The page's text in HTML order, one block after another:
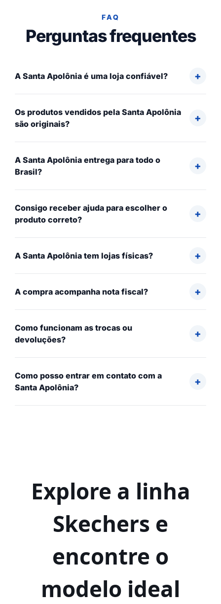
FAQ
Perguntas frequentes
A Santa Apolônia é uma loja confiável?
Os produtos vendidos pela Santa Apolônia
são originais?
A Santa Apolônia entrega para todo o
Brasil?
Consigo receber ajuda para escolher o
produto correto?
A Santa Apolônia tem lojas físicas?
A compra acompanha nota fiscal?
Como funcionam as trocas ou
devoluções?
Como posso entrar em contato com a
Santa Apolônia?
Explore a linha
Skechers e
encontre o
modelo ideal